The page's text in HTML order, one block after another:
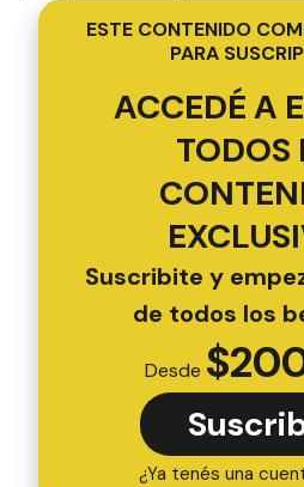
ESTE CONTENIDO
PARA
ACCEDÉ A
TODOS
Suscribite y
de todos los
Desde $
¿Ya tenés una